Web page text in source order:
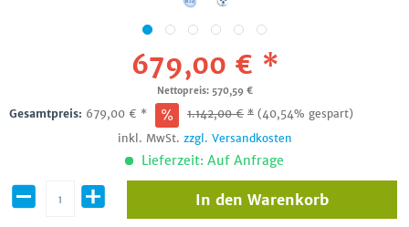
679,00 € *
Nettopreis: 570,59 €
Gesamtpreis: 679,00 € * 1.142,00€ * (40,54% gespart)
inkl. MwSt. zzgl. Versandkosten
Lieferzeit: Auf Anfrage
In den Warenkorb